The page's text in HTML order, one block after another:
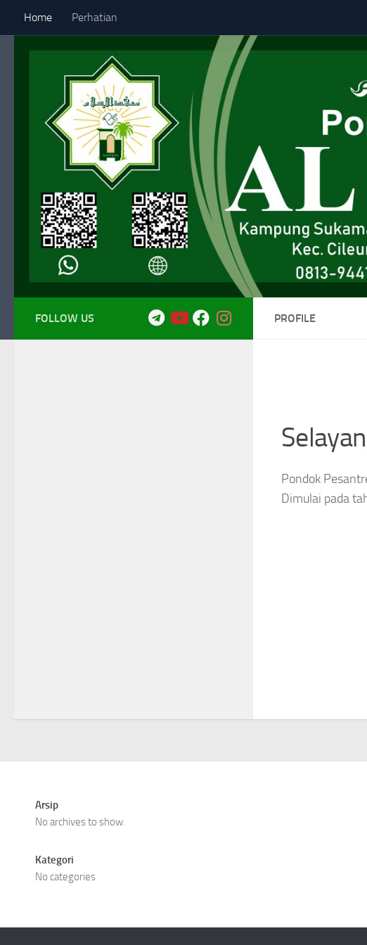
Skip to content
Home Perhatian
PROFILE
Pondok
Dimulai pada
FOLLOW US
Arsip
No archives to show.
Kategori
No categories